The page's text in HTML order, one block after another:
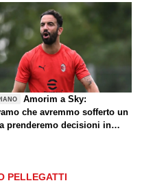
Amorim a Sky:
che avremmo sofferto un
prenderemo decisioni in
PELLEGATTI